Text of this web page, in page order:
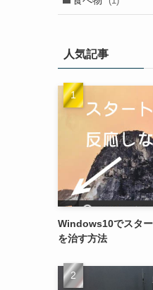
人気記事
Windows10でスタ
を治す方法